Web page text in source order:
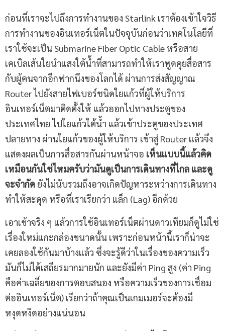
ก่อนที่เราจะไปถึงการทำงานของ Starlink เราต้องเข้าใจวิธี
การทำงานของอินเทอร์เน็ตในปัจจุบันก่อนว่าเทคโนโลยีที่
เราใช้จะเป็น Submarine Fiber Optic Cable หรือสาย
เคเบิลเส้นใยนำแสงใต้น้ำที่สามารถทำให้เราพูดคุยสื่อสาร
กับผู้คนจากอีกฟากนึงของโลกได้ ผ่านการส่งสัญญาณ
Router ไปยังสายไฟเบอร์ชนิดใยแก้วที่ผู้ให้บริการ
อินเทอร์เน็ตมาติดตั้งให้ แล้วออกไปทางประตูของ
ประเทศไทย ไปใยแก้วใต้น้ำ แล้วเข้าประตูของประเทศ
ปลายทาง ผ่านใยแก้วของผู้ให้บริการ เข้าสู่ Router แล้วจึง
แสดงผลเป็นการสื่อสารกันผ่านหน้าจอ เห็นแบบนี้แล้วคิด
เหมือนกันใช่ไหมครับว่ามันดูเป็นการเดินทางที่ไกล และดู
จะจำกัด ยังไม่นับรวมถึงอาจเกิดปัญหาระหว่างการเดินทาง
ทำให้สะดุด หรือที่เราเรียกว่า แล็ก (Lag) อีกด้วย
เอาเข้าจริง ๆ แล้วการใช้อินเทอร์เน็ตผ่านดาวเทียมก็ดูไม่ใช่
เรื่องใหม่แกะกล่องขนาดนั้น เพราะก่อนหน้านี้เราก็น่าจะ
เคยลองใช้กันมาบ้างแล้ว ซึ่งจะรู้ดีว่าในเรื่องของความเร็ว
มันก็ไม่ได้เสถียรมากมายนัก และยังมีค่า Ping สูง (ค่า Ping
คือค่าเฉลี่ยของการตอบสนอง หรือความเร็วของการเชื่อม
ต่ออินเทอร์เน็ต) เรียกว่าถ้าคุณเป็นเกมเมอร์จะต้องมี
หงุดหงิดอย่างแน่นอน